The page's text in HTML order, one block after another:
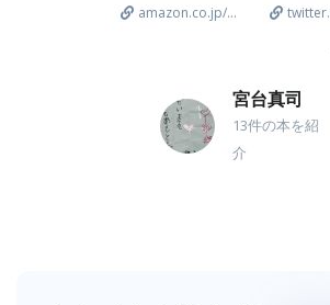
amazon.co.jp/...
宮台真司
13件の本を紹
介